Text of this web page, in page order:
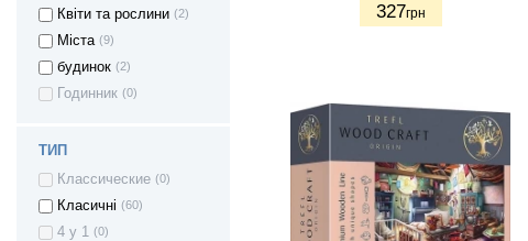
Квіти та рослини (2)
Міста (9)
будинок (2)
Годинник (0)
ТИП
Классические (0)
Класичні (60)
4 у 1 (0)
327грн